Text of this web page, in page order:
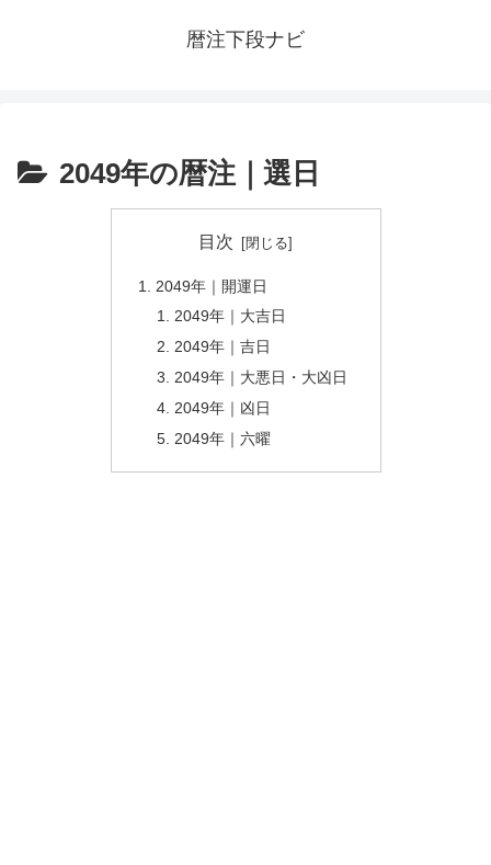
暦注下段ナビ
2049年の暦注｜選日
目次
2049年｜開運日
2049年｜大吉日
2049年｜吉日
2049年｜大悪日・大凶日
2049年｜凶日
2049年｜六曜